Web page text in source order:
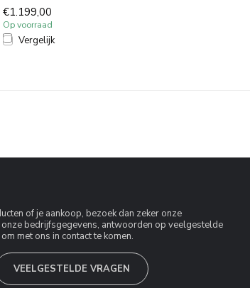
€1.199,00
Op voorraad
Vergelijk
of je aankoop, bezoek dan zeker onze
bedrijfsgegevens, antwoorden op veelgestelde
met ons in contact te komen.
VEELGESTELDE VRAGEN